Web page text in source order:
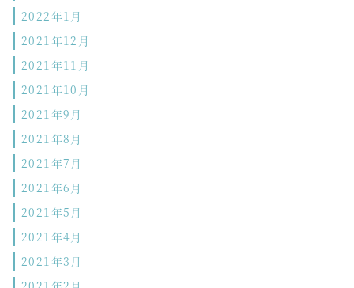
2022年1月
2021年12月
2021年11月
2021年10月
2021年9月
2021年8月
2021年7月
2021年6月
2021年5月
2021年4月
2021年3月